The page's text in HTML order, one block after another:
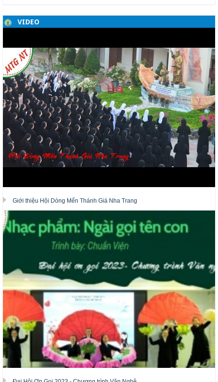
VIDEO
Giới thiệu Hội Dòng Mến Thánh Giá Nha Trang